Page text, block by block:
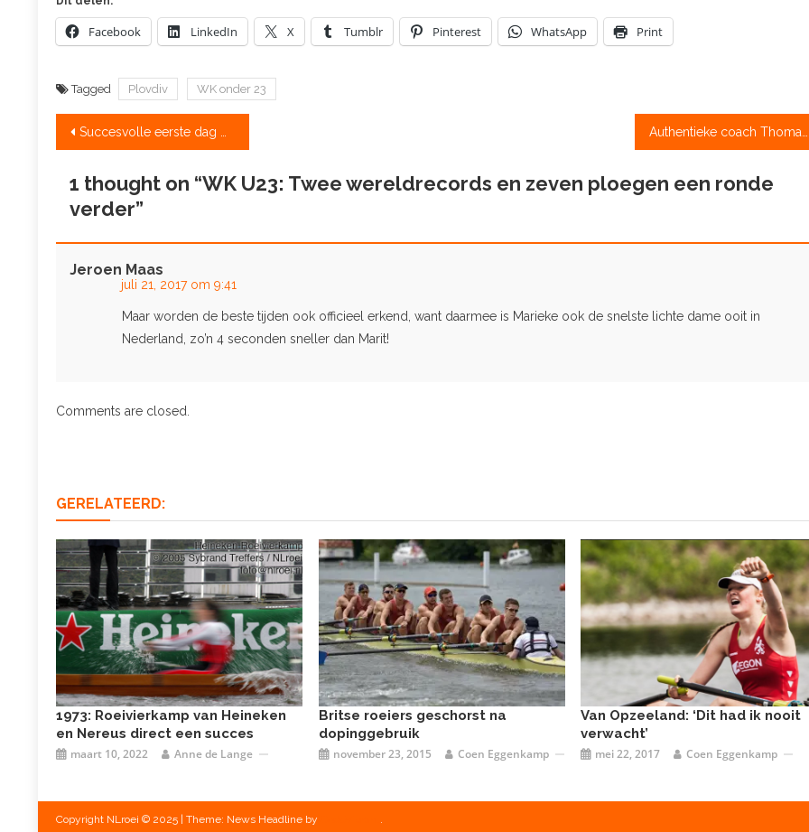
Facebook LinkedIn X Tumblr Pinterest WhatsApp Print
Tagged Plovdiv WK onder 23
Bericht
Succesvolle eerste dag WK onder 23 jaar
1 thought on “WK U23: Twee wereldrecords en zeven ploegen een ronde
verder”
Jeroen Maas
juli 21, 2017 om 9:41
Maar worden de beste tijden ook officieel erkend, want daarmee is Marieke ook de snelste lichte dame ooit in
Nederland, zo’n 4 seconden sneller dan Marit!
Comments are closed.
GERELATEERD:
1973: Roeivierkamp van Heineken
en Nereus direct een succes
maart 10, 2022 Anne de Lange
Britse roeiers geschorst na
dopinggebruik
november 23, 2015 Coen Eggenkamp
Van Opzeeland: ‘Dit had ik nooit
verwacht’
mei 22, 2017 Coen Eggenkamp
Copyright NLroei © 2025 Theme: News Headline by .